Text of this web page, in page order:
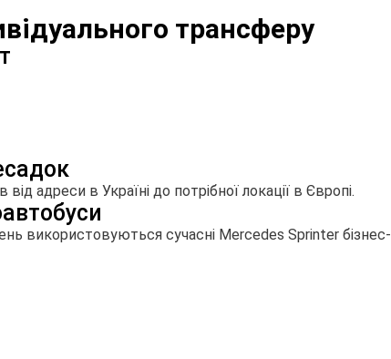
трансферу
адреси в Україні до потрібної локації в Європі.
використовуються сучасні Mercedes Sprinter бізнес-